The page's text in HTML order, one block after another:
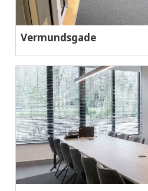
Vermundsgade